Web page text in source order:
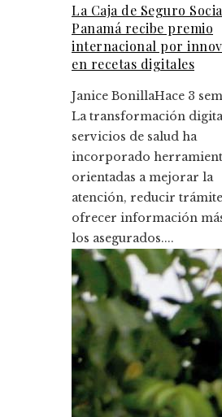
La Caja de Seguro
Panamá recibe premio
internacional por
en recetas digitales
Janice BonillaHace 3
La transformación
servicios de salud ha
incorporado
orientadas a mejorar la
atención, reducir
ofrecer información
los asegurados....